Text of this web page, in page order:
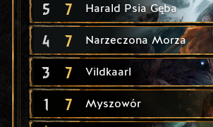
5 7 Harald Psia Gęba
4 7 Narzeczona Morza
3 7 Vildkaarl
1 7 Myszowór